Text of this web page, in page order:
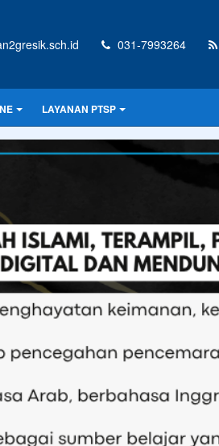
031-7993264
LAYANAN PTSP